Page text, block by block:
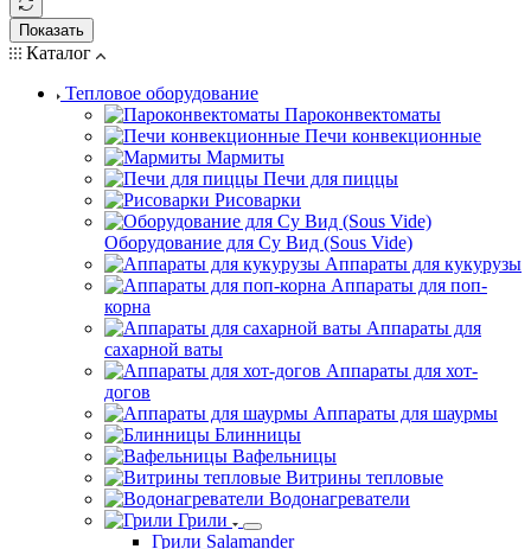
Показать
Каталог
Тепловое оборудование
Пароконвектоматы
Печи конвекционные
Мармиты
Печи для пиццы
Рисоварки
Оборудование для Су Вид (Sous Vide)
Аппараты для кукурузы
Аппараты для поп-
корна
Аппараты для
сахарной ваты
Аппараты для хот-
догов
Аппараты для шаурмы
Блинницы
Вафельницы
Витрины тепловые
Водонагреватели
Грили
Грили Salamander